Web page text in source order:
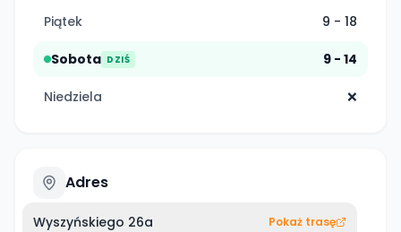
Piątek 9 - 18
Sobota DZIŚ 9 - 14
Niedziela ❌
Adres
Wyszyńskiego 26a
Pokaż trasę